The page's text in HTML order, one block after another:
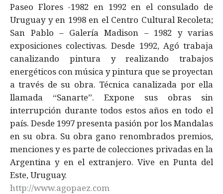
Paseo Flores -1982 en 1992 en el consulado de
Uruguay y en 1998 en el Centro Cultural Recoleta;
San Pablo – Galería Madison – 1982 y varias
exposiciones colectivas. Desde 1992, Agó trabaja
canalizando pintura y realizando trabajos
energéticos con música y pintura que se proyectan
a través de su obra. Técnica canalizada por ella
llamada “Sanarte”. Expone sus obras sin
interrupción durante todos estos años en todo el
país. Desde 1997 presenta pasión por los Mandalas
en su obra. Su obra gano renombrados premios,
menciones y es parte de colecciones privadas en la
Argentina y en el extranjero. Vive en Punta del
Este, Uruguay.
http://www.agopaez.com